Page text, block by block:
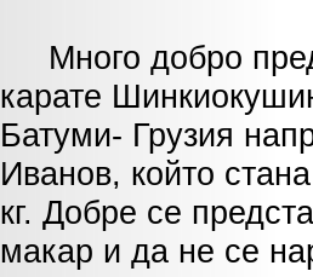
Много добро
карате
Батуми- Грузия
Иванов, който
кг. Добре се
макар и да не се